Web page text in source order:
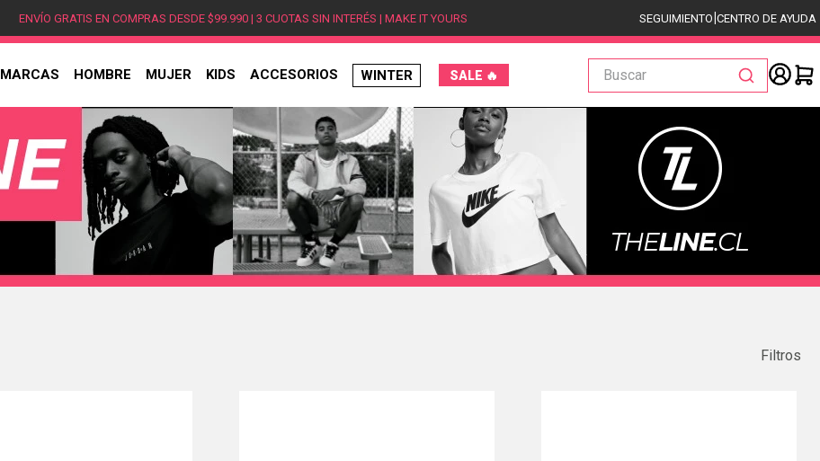
ENVÍO GRATIS EN COMPRAS DESDE $99.990 | 3 CUOTAS SIN INTERÉS | MAKE IT YOURS SEGUIMIENTO|CENTRO DE AYUDA
MARCAS HOMBRE MUJER KIDS ACCESORIOS WINTER SALE 🔥
Buscar
TÉRMINOS MÁS BUSCADOS
hombre
2.
jordan
mujer
zapatillas